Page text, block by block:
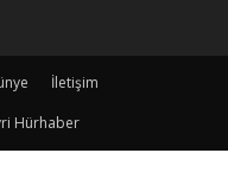
İletişim
Hürhaber